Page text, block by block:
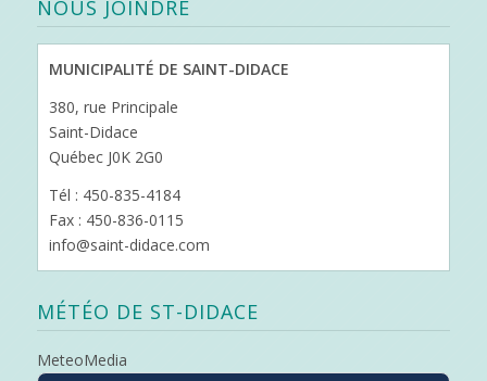
NOUS JOINDRE
MUNICIPALITÉ DE SAINT-DIDACE
380, rue Principale
Saint-Didace
Québec J0K 2G0
Tél : 450-835-4184
Fax : 450-836-0115
info@saint-didace.com
MÉTÉO DE ST-DIDACE
MeteoMedia